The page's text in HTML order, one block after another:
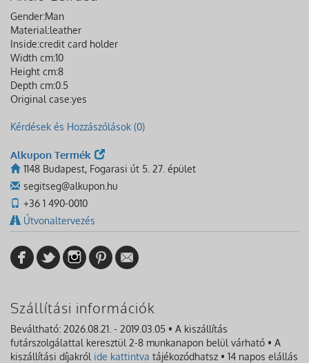
Gender:Man
Material:leather
Inside:credit card holder
Width cm:10
Height cm:8
Depth cm:0.5
Original case:yes
Kérdések és Hozzászólások (0)
Alkupon Termék
1148 Budapest, Fogarasi út 5. 27. épület
segitseg@alkupon.hu
+36 1 490-0010
Útvonaltervezés
Szállítási információk
Beváltható: 2026.08.21. - 2019.03.05 • A kiszállítás
futárszolgálattal keresztül 2-8 munkanapon belül várható • A
kiszállítási díjakról ide kattintva tájékozódhatsz • 14 napos elállás